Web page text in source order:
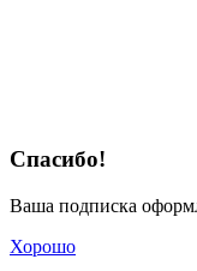
Спасибо!
Ваша подписка
Хорошо